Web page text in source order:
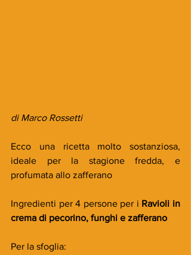
di Marco Rossetti
Ecco una ricetta molto sostanziosa,
ideale per la stagione fredda, e
profumata allo zafferano
Ingredienti per 4 persone per i Ravioli in
crema di pecorino, funghi e zafferano
Per la sfoglia: